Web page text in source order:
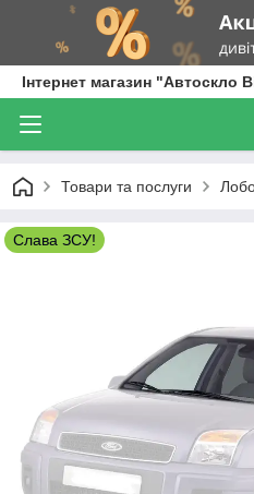
Інтернет магазин "Автоскло
Товари та послуги
Слава ЗСУ!